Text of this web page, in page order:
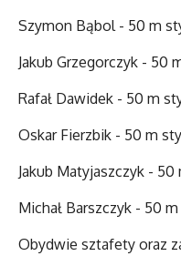
Szymon Bąbol - 50 m
Jakub Grzegorczyk -
Rafał Dawidek - 50 m
Oskar Fierzbik - 50 m
Jakub Matyjaszczyk -
Michał Barszczyk - 50
Obydwie sztafety oraz